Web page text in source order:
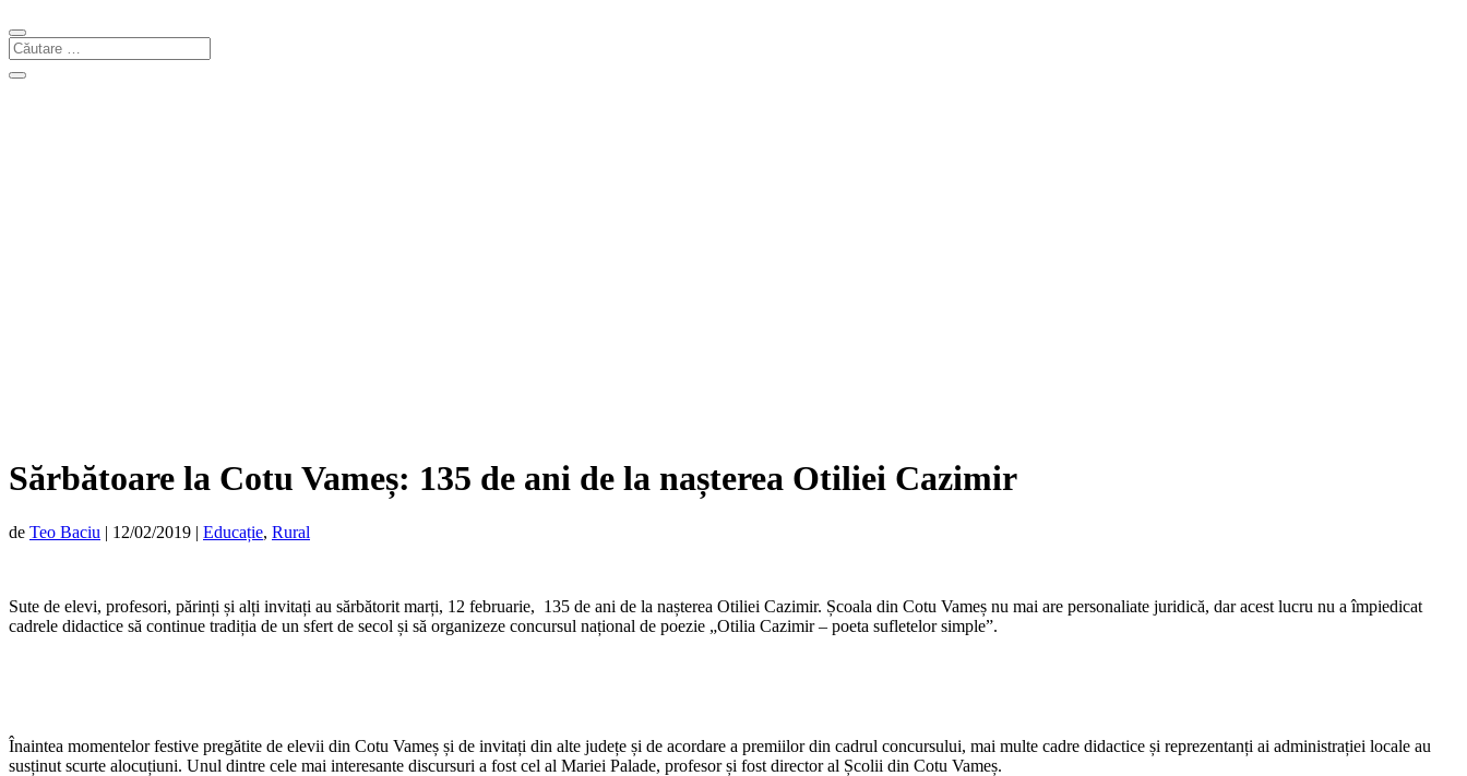
Sărbătoare la Cotu Vameș: 135 de ani de la nașterea Otiliei Cazimir
de Teo Baciu | 12/02/2019 | Educație, Rural
Sute de elevi, profesori, părinți și alți invitați au sărbătorit marți, 12 februarie, 135 de ani de la nașterea Otiliei Cazimir. Școala din Cotu Vameș nu mai are personaliate juridică, dar acest lucru nu a împiedicat
cadrele didactice să continue tradiția de un sfert de secol și să organizeze concursul național de poezie „Otilia Cazimir – poeta sufletelor simple”.
Înaintea momentelor festive pregătite de elevii din Cotu Vameș și de invitați din alte județe și de acordare a premiilor din cadrul concursului, mai multe cadre didactice și reprezentanți ai administrației locale au
susținut scurte alocuțiuni. Unul dintre cele mai interesante discursuri a fost cel al Mariei Palade, profesor și fost director al Școlii din Cotu Vameș.